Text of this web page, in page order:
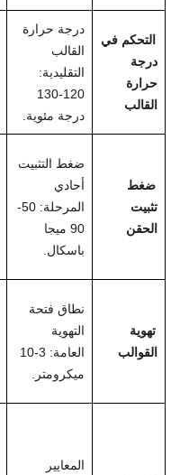
التحكم في
درجة
حرارة
القالب
درجة حرارة
القالب
التقليدية:
120-130
درجة مئوية.
ضغط
تثبيت
الحقن
ضغط التثبيت
أحادي
المرحلة: 50-
90 ميجا
باسكال.
تهوية
القوالب
نطاق فتحة
التهوية
العامة: 3-10
ميكرومتر.
المعايير